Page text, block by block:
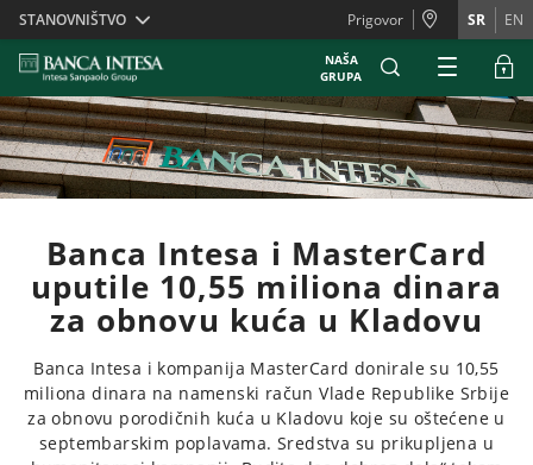
Skiplinks
STANOVNIŠTVO Prigovor SR EN
NAŠA
GRUPA
Banca Intesa i MasterCard
uputile 10,55 miliona dinara
za obnovu kuća u Kladovu
Banca Intesa i kompanija MasterCard donirale su 10,55
miliona dinara na namenski račun Vlade Republike Srbije
za obnovu porodičnih kuća u Kladovu koje su oštećene u
septembarskim poplavama. Sredstva su prikupljena u